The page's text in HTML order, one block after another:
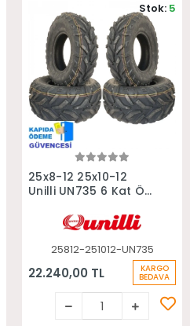
Sepete Ekle
25x8-12 25x10-12
Unilli UN735 6 Kat Ön
Lastiği
25812-251012-UN735
22.240,00 TL KARGO
BEDAVA
Stok: 5